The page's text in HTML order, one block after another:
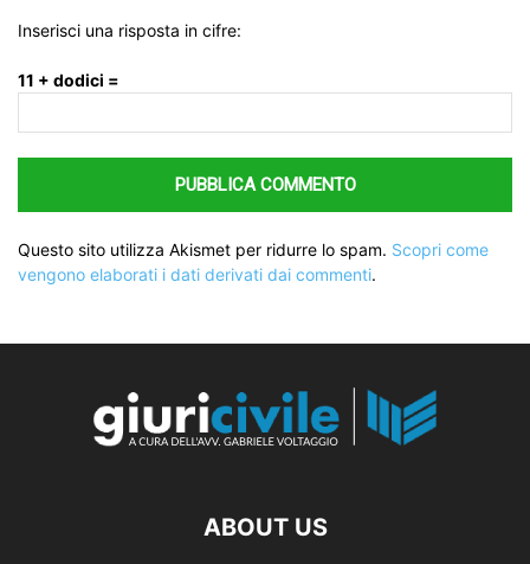
Inserisci una risposta in cifre:
11 + dodici =
Questo sito utilizza Akismet per ridurre lo spam. Scopri come
vengono elaborati i dati derivati dai commenti.
ABOUT US